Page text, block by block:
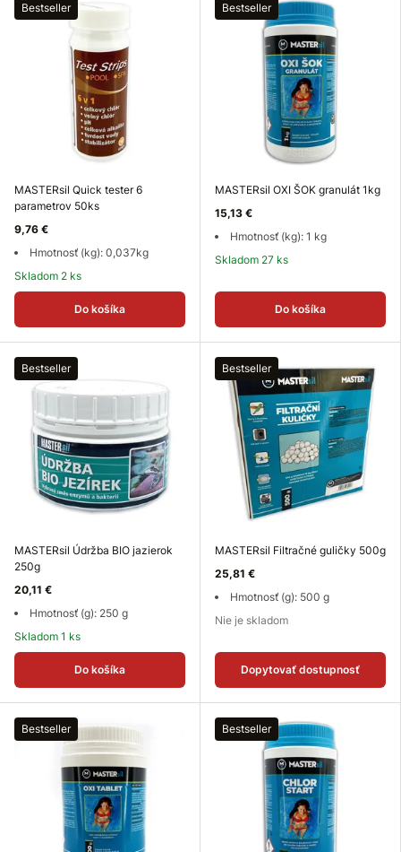
Bestseller
MASTERsil Quick tester 6
parametrov 50ks
9,76 €
Hmotnosť (kg): 0,037kg
Skladom 2 ks
Do košíka
Bestseller
MASTERsil OXI ŠOK granulát 1kg
15,13 €
Hmotnosť (kg): 1 kg
Skladom 27 ks
Do košíka
Bestseller
MASTERsil Údržba BIO jazierok
250g
20,11 €
Hmotnosť (g): 250 g
Skladom 1 ks
Do košíka
Bestseller
MASTERsil Filtračné guličky 500g
25,81 €
Hmotnosť (g): 500 g
Nie je skladom
Dopytovať dostupnosť
Bestseller Bestseller